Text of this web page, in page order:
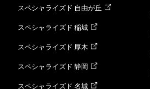
スペシャライズド 自由が丘
スペシャライズド 稲城
スペシャライズド 厚木
スペシャライズド 静岡
スペシャライズド 名城